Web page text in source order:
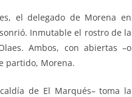
el delegado de Morena en
Inmutable el rostro de la
Ambos, con abiertas –o
partido, Morena.
de El Marqués– toma la